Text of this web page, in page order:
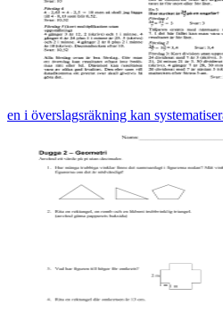
en i överslagsräkning kan